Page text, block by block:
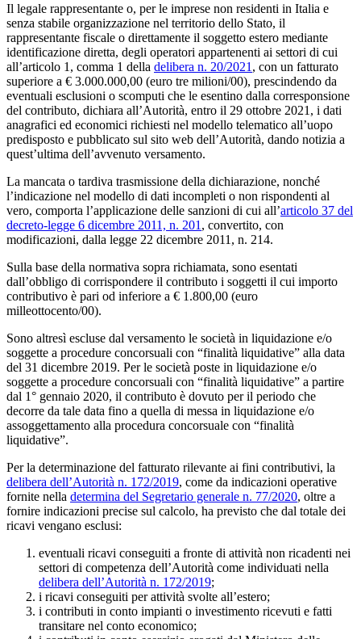
Il legale rappresentante o, per le imprese non residenti in Italia e
senza stabile organizzazione nel territorio dello Stato, il
rappresentante fiscale o direttamente il soggetto estero mediante
identificazione diretta, degli operatori appartenenti ai settori di cui
all’articolo 1, comma 1 della delibera n. 20/2021 , con un fatturato
superiore a € 3.000.000,00 (euro tre milioni/00), prescindendo da
eventuali esclusioni o scomputi che le esentino dalla corresponsione
del contributo, dichiara all’Autorità, entro il 29 ottobre 2021, i dati
anagrafici ed economici richiesti nel modello telematico all’uopo
predisposto e pubblicato sul sito web dell’Autorità, dando notizia a
quest’ultima dell’avvenuto versamento.
La mancata o tardiva trasmissione della dichiarazione, nonché
l’indicazione nel modello di dati incompleti o non rispondenti al
vero, comporta l’applicazione delle sanzioni di cui all’articolo 37 del
decreto-legge 6 dicembre 2011, n. 201 , convertito, con
modificazioni, dalla legge 22 dicembre 2011, n. 214.
Sulla base della normativa sopra richiamata, sono esentati
dall’obbligo di corrispondere il contributo i soggetti il cui importo
contributivo è pari od inferiore a € 1.800,00 (euro
milleottocento/00).
Sono altresì escluse dal versamento le società in liquidazione e/o
soggette a procedure concorsuali con “finalità liquidative” alla data
del 31 dicembre 2019. Per le società poste in liquidazione e/o
soggette a procedure concorsuali con “finalità liquidative” a partire
dal 1° gennaio 2020, il contributo è dovuto per il periodo che
decorre da tale data fino a quella di messa in liquidazione e/o
assoggettamento alla procedura concorsuale con “finalità
liquidative”.
Per la determinazione del fatturato rilevante ai fini contributivi, la
delibera dell’Autorità n. 172/2019, come da indicazioni operative
fornite nella determina del Segretario generale n. 77/2020, oltre a
fornire indicazioni precise sul calcolo, ha previsto che dal totale dei
ricavi vengano esclusi:
eventuali ricavi conseguiti a fronte di attività non ricadenti nei
settori di competenza dell’Autorità come individuati nella
delibera dell’Autorità n. 172/2019;
i ricavi conseguiti per attività svolte all’estero;
i contributi in conto impianti o investimento ricevuti e fatti
transitare nel conto economico;